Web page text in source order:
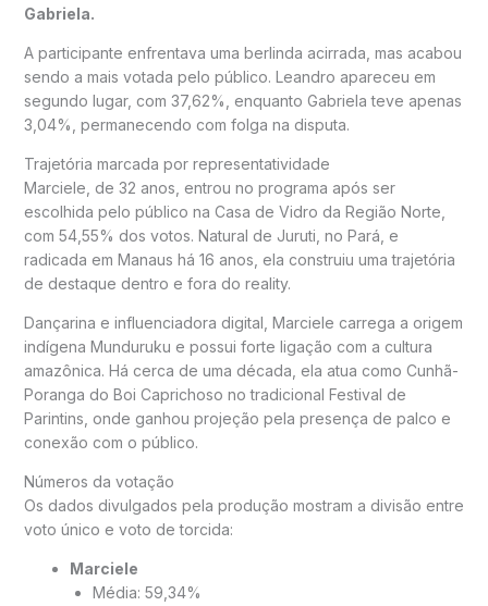
Gabriela.
A participante enfrentava uma berlinda acirrada, mas acabou
sendo a mais votada pelo público. Leandro apareceu em
segundo lugar, com 37,62%, enquanto Gabriela teve apenas
3,04%, permanecendo com folga na disputa.
Trajetória marcada por representatividade
Marciele, de 32 anos, entrou no programa após ser
escolhida pelo público na Casa de Vidro da Região Norte,
com 54,55% dos votos. Natural de Juruti, no Pará, e
radicada em Manaus há 16 anos, ela construiu uma trajetória
de destaque dentro e fora do reality.
Dançarina e influenciadora digital, Marciele carrega a origem
indígena Munduruku e possui forte ligação com a cultura
amazônica. Há cerca de uma década, ela atua como Cunhã-
Poranga do Boi Caprichoso no tradicional Festival de
Parintins , onde ganhou projeção pela presença de palco e
conexão com o público.
Números da votação
Os dados divulgados pela produção mostram a divisão entre
voto único e voto de torcida:
Marciele
Média: 59,34%